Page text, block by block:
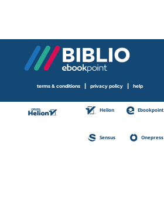
terms & conditions | privacy policy | help
Helion Ebookpoint
Sensus Onepress